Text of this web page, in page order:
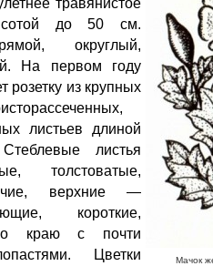
Мачок
до 50 см.
округ­лый,
На первом году
розетку из крупных
листьев длиной
листья
толстоватые,
верхние —
короткие,
краю с почти
Цветки